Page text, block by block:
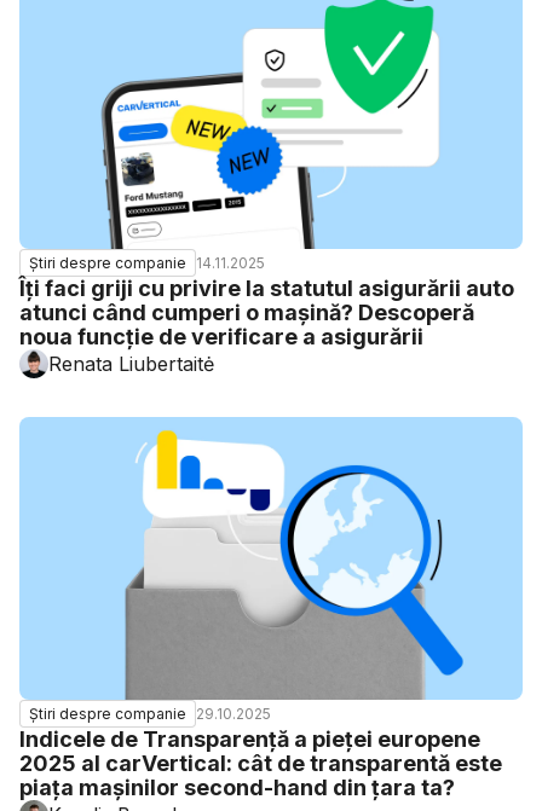
Știri despre companie 14.11.2025
Îți faci griji cu privire la statutul asigurării auto
atunci când cumperi o mașină? Descoperă
noua funcție de verificare a asigurării
Renata Liubertaitė
Știri despre companie 29.10.2025
Indicele de Transparență a pieței europene
2025 al carVertical: cât de transparentă este
piața mașinilor second-hand din țara ta?